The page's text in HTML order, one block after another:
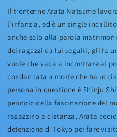
Il trentenne Arata Natsume
l’infanzia, ed è un single
anche solo alla parola
dei ragazzi da lui seguiti, gli fa
vuole che vada a incontrare al
condannata a morte che ha
persona in questione è Shinju
pericolo della fascinazione del
ragazzino a distanza, Arata
detenzione di Tokyo per fare